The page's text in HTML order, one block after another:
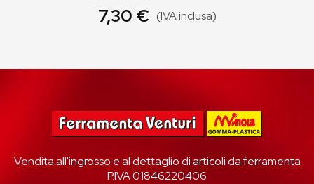
7,30 € (IVA inclusa)
Vendita all'ingrosso e al dettaglio di articoli da ferramenta
P.IVA 01846220406